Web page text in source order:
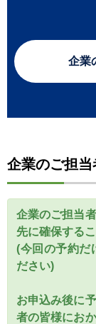
企業
企業のご担当
企業のご担当
先に確保する
(今回の予約だ
ださい)
お申込み後に
者の皆様にお